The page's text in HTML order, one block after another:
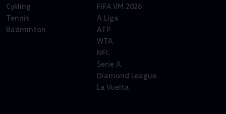
Cykling
Tennis
Badminton
FIFA VM 2026
A Liga
ATP
WTA
NFL
Serie A
Diamond League
La Vuelta